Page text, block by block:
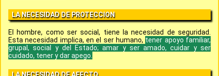
LA NECESIDAD DE PROTECCION
El hombre, como ser social, tiene la necesidad de seguridad.
Esta necesidad implica, en el ser humano, tener apoyo familiar,
grupal, social y del Estado; amar y ser amado, cuidar y ser
cuidado, tener y dar apego.